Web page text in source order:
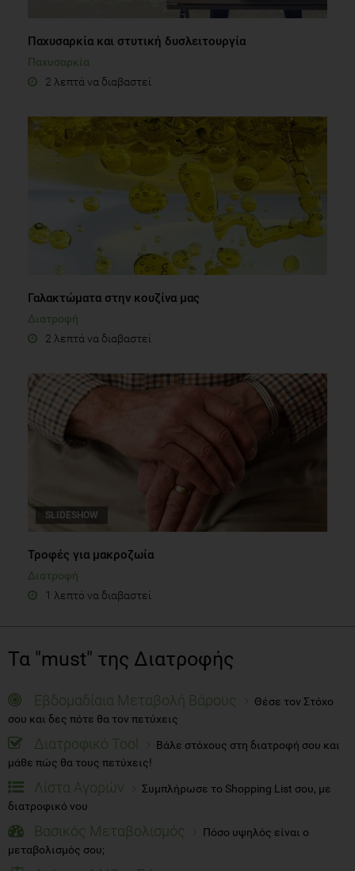
Παχυσαρκία και στυτική δυσλειτουργία
Παχυσαρκία
2 λεπτά να διαβαστεί
Γαλακτώματα στην κουζίνα μας
Διατροφή
2 λεπτά να διαβαστεί
SLIDESHOW
Τροφές για μακροζωία
Διατροφή
1 λεπτό να διαβαστεί
Τα "must" της Διατροφής
Εβδομαδίαια Μεταβολή Βάρους
Θέσε τον Στόχο
σου και δες πότε θα τον πετύχεις
Διατροφικό Tool
Βάλε στόχους στη διατροφή σου και
μάθε πώς θα τους πετύχεις!
Λίστα Αγορών
Συμπλήρωσε το Shopping List σου, με
διατροφικό νου
Βασικός Μεταβολισμός
Πόσο υψηλός είναι ο
μεταβολισμός σου;